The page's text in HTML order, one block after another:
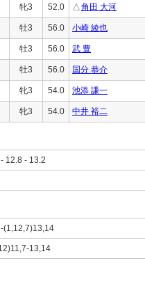
牝3 52.0 △角田 大河
牡3 56.0 小崎 綾也
牡3 56.0 武 豊
牡3 56.0 国分 恭介
牝3 54.0 池添 謙一
牝3 54.0 中井 裕二
12.8 - 13.2
-(1,12,7)13,14
13,14